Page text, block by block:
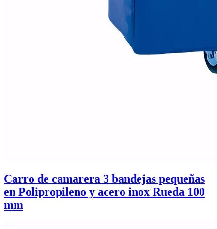
Carro de camarera 3 bandejas pequeñas
en Polipropileno y acero inox Rueda 100
mm